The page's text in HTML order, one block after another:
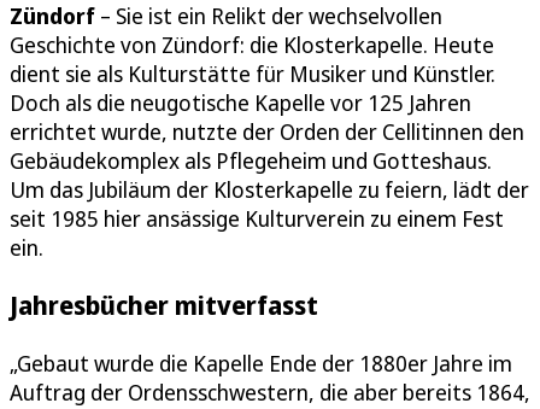
Zündorf – Sie ist ein Relikt der wechselvollen
Geschichte von Zündorf: die Klosterkapelle. Heute
dient sie als Kulturstätte für Musiker und Künstler.
Doch als die neugotische Kapelle vor 125 Jahren
errichtet wurde, nutzte der Orden der Cellitinnen den
Gebäudekomplex als Pflegeheim und Gotteshaus.
Um das Jubiläum der Klosterkapelle zu feiern, lädt der
seit 1985 hier ansässige Kulturverein zu einem Fest
ein.
Jahresbücher mitverfasst
„Gebaut wurde die Kapelle Ende der 1880er Jahre im
Auftrag der Ordensschwestern, die aber bereits 1864,